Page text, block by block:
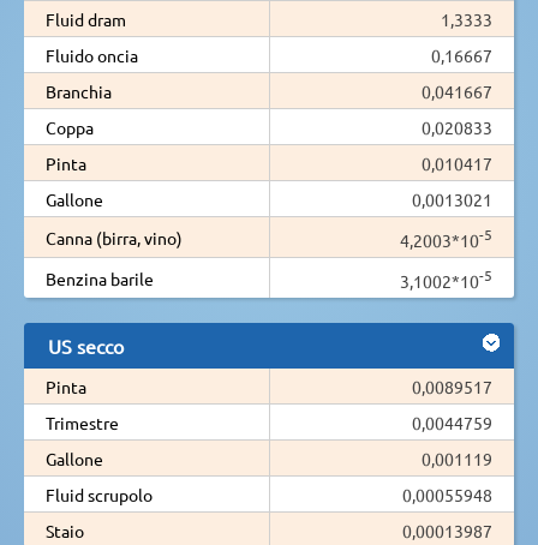
Fluid dram
1,3333
Fluido oncia
0,16667
Branchia
0,041667
Coppa
0,020833
Pinta
0,010417
Gallone
0,0013021
Canna (birra, vino)
4,2003*10-5
Benzina barile 3,1002*10-5
US secco
Pinta
0,0089517
Trimestre
0,0044759
Gallone
0,001119
Fluid scrupolo
0,00055948
Staio
0,00013987